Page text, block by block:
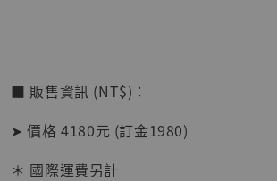
【店內現貨】海賊王
系列蒐藏雕像 布魯
克達摩 [7STARS
Studio]
──────────────
■ 販售資訊 (NT$)：
➤ 價格 4180元 (訂金1980)
＊ 國際運費另計